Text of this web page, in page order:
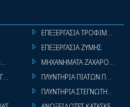
MARKET
ΕΠΕΞΕΡΓΑΣΙΑ ΤΡΟΦΙΜΩΝ
ΕΠΕΞΕΡΓΑΣΙΑ ΖΥΜΗΣ
ΜΗΧΑΝΗΜΑΤΑ
ΠΛΥΝΤΗΡΙΑ ΠΙΑΤΩΝ
ΠΛΥΝΤΗΡΙΑ ΣΤΕΓΝΩΤΗΡΙΑ